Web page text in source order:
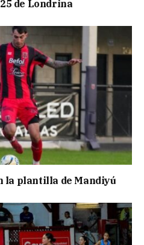
de Londrina
la plantilla de Mandiyú